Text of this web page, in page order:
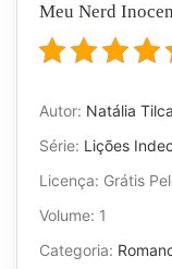
Meu Nerd
Autor: Natália
Série: Lições
Licença: Grátis
Volume: 1
Categoria: